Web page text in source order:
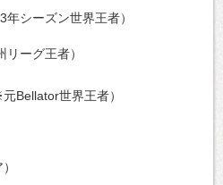
シーズン世界王者）
ーグ王者）
Bellator世界王者）